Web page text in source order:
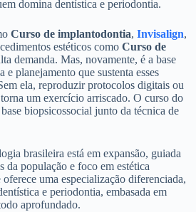
domina dentística e periodontia.
Curso de implantodontia, Invisalign,
estéticos como Curso de
demanda. Mas, novamente, é a base
planejamento que sustenta esses
ela, reproduzir protocolos digitais ou
um exercício arriscado. O curso do
biopsicossocial junto da técnica de
brasileira está em expansão, guiada
da população e foco em estética
uma especialização diferenciada,
e periodontia, embasada em
aprofundado.